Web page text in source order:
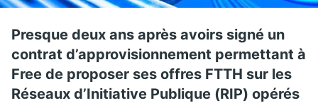
Presque deux ans après avoirs signé un
contrat d’approvisionnement permettant à
Free de proposer ses offres FTTH sur les
Réseaux d’Initiative Publique (RIP) opérés